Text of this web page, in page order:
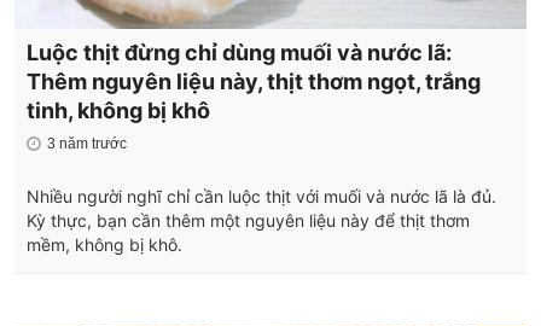
Luộc thịt đừng chỉ dùng muối và nước lã:
Thêm nguyên liệu này, thịt thơm ngọt, trắng
tinh, không bị khô
3 năm trước
Nhiều người nghĩ chỉ cần luộc thịt với muối và nước lã là đủ.
Kỳ thực, bạn cần thêm một nguyên liệu này để thịt thơm
mềm, không bị khô.